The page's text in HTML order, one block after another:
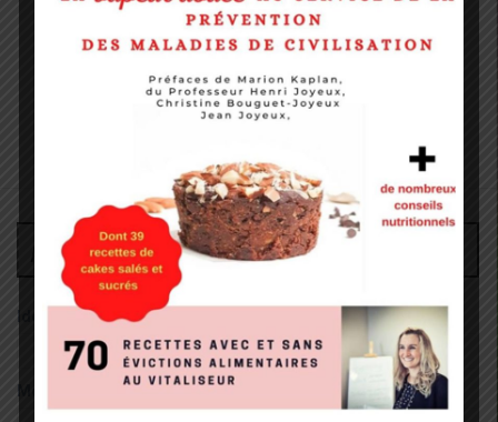
Administrateur
Identifiant:
Mot de passe: